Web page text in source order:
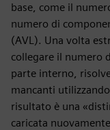
base, come il
numero di
(AVL). Una volta
collegare il numero
parte interno,
mancanti
risultato è una
caricata nuovamente